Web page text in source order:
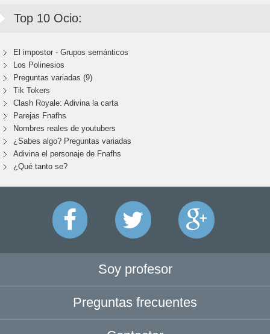
Top 10 Ocio:
El impostor - Grupos semánticos
Los Polinesios
Preguntas variadas (9)
Tik Tokers
Clash Royale: Adivina la carta
Parejas Fnafhs
Nombres reales de youtubers
¿Sabes algo? Preguntas variadas
Adivina el personaje de Fnafhs
¿Qué tanto se?
Soy profesor
Preguntas frecuentes